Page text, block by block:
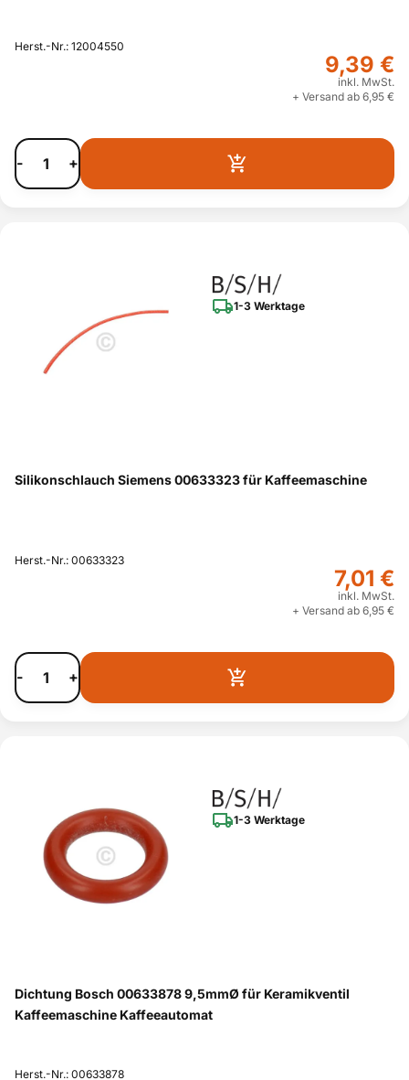
Herst.-Nr.: 12004550
9,39 €
inkl. MwSt.
+ Versand ab 6,95 €
- +
1-3 Werktage
Silikonschlauch Siemens 00633323 für Kaffeemaschine
Herst.-Nr.: 00633323
7,01 €
inkl. MwSt.
+ Versand ab 6,95 €
- +
1-3 Werktage
Dichtung Bosch 00633878 9,5mmØ für Keramikventil
Kaffeemaschine Kaffeeautomat
Herst.-Nr.: 00633878